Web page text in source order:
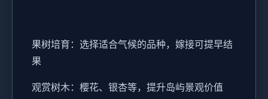
果树培育：选择适合气候的品种，嫁接可提早结
果
观赏树木：樱花、银杏等，提升岛屿景观价值